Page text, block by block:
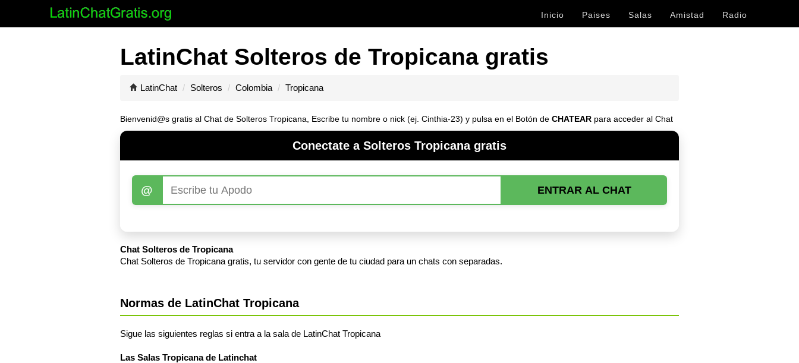
Inicio Paises Salas Amistad Radio
LatinChat Solteros de Tropicana gratis
LatinChat Solteros Colombia Tropicana
Bienvenid@s gratis al Chat de Solteros Tropicana, Escribe tu nombre o nick (ej. Cinthia-23) y pulsa en el Botón de CHATEAR para acceder al Chat
Conectate a Solteros Tropicana gratis
@ ENTRAR AL CHAT
Chat Solteros de Tropicana
Chat Solteros de Tropicana gratis, tu servidor con gente de tu ciudad para un chats con separadas.
Normas de LatinChat Tropicana
Sigue las siguientes reglas si entra a la sala de LatinChat Tropicana
Las Salas Tropicana de Latinchat